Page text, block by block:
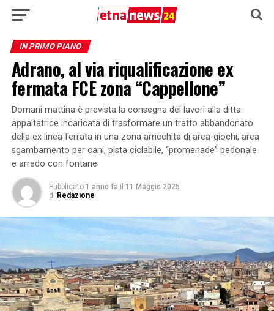
IN PRIMO PIANO
Adrano, al via riqualificazione ex
fermata FCE zona “Cappellone”
Domani mattina è prevista la consegna dei lavori alla ditta
appaltatrice incaricata di trasformare un tratto abbandonato
della ex linea ferrata in una zona arricchita di area-giochi, area
sgambamento per cani, pista ciclabile, “promenade” pedonale
e arredo con fontane
Pubblicato 1 anno fa il 11 Maggio 2025
di Redazione